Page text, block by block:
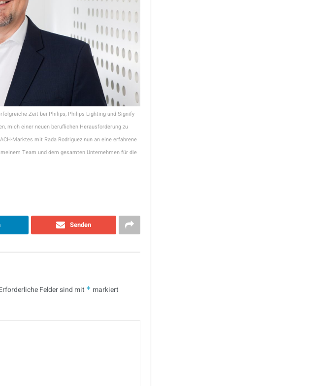
Zeit bei Philips, Philips Lighting und Signify
mich einer neuen beruflichen Herausforderung zu
Marktes mit Rada Rodriguez nun an eine erfahrene
Team und dem gesamten Unternehmen für die
Senden
Felder sind mit * markiert